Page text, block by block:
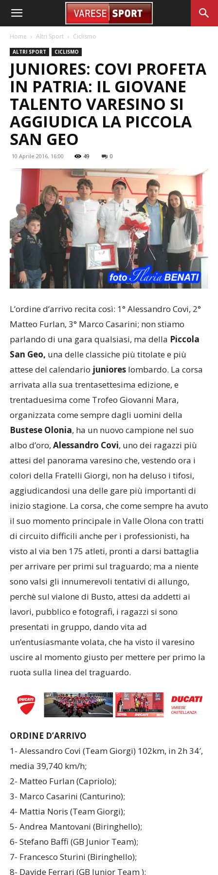
Home Altri Sport Ciclismo
ALTRI SPORT CICLISMO
JUNIORES: COVI PROFETA
IN PATRIA: IL GIOVANE
TALENTO VARESINO SI
AGGIUDICA LA PICCOLA
SAN GEO
10 Aprile 2016, 16:00 49 0
L’ordine d’arrivo recita così: 1° Alessandro Covi, 2°
Matteo Furlan, 3° Marco Casarini; non stiamo
parlando di una gara qualsiasi, ma della Piccola
San Geo, una delle classiche più titolate e più
attese del calendario juniores lombardo. La corsa
arrivata alla sua trentasettesima edizione, e
trentaduesima come Trofeo Giovanni Mara,
organizzata come sempre dagli uomini della
Bustese Olonia, ha un nuovo campione nel suo
albo d’oro, Alessandro Covi, uno dei ragazzi più
attesi del panorama varesino che, vestendo ora i
colori della Fratelli Giorgi, non ha deluso i tifosi,
aggiudicandosi una delle gare più importanti di
inizio stagione. La corsa, che come sempre ha avuto
il suo momento principale in Valle Olona con tratti
di circuito difficili anche per i professionisti, ha
visto al via ben 175 atleti, pronti a darsi battaglia
per arrivare per primi sul traguardo; ma a niente
sono valsi gli innumerevoli tentativi di allungo,
perchè sul vialone di Busto, attesi da addetti ai
lavori, pubblico e fotografi, i ragazzi si sono
presentati in gruppo, dando vita ad
un’entusiasmante volata, che ha visto il varesino
uscire al momento giusto per mettere per primo la
ruota sulla linea del traguardo.
ORDINE D’ARRIVO
1- Alessandro Covi (Team Giorgi) 102km, in 2h 34′,
media 39,740 km/h;
2- Matteo Furlan (Capriolo);
3- Marco Casarini (Canturino);
4- Mattia Noris (Team Giorgi);
5- Andrea Mantovani (Biringhello);
6- Stefano Baffi (GB Junior Team);
7- Francesco Sturini (Biringhello);
8- Davide Ferrari (GB Junior Team );